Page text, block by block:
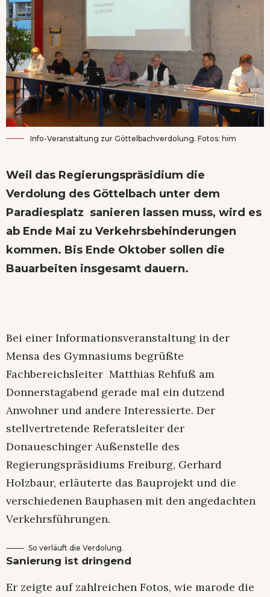
Info-Veranstaltung zur Göttelbachverdolung. Fotos: him
Weil das Regierungspräsidium die
Verdolung des Göttelbach unter dem
Paradiesplatz sanieren lassen muss, wird es
ab Ende Mai zu Verkehrsbehinderungen
kommen. Bis Ende Oktober sollen die
Bauarbeiten insgesamt dauern.
Bei einer Informationsveranstaltung in der
Mensa des Gymnasiums begrüßte
Fachbereichsleiter Matthias Rehfuß am
Donnerstagabend gerade mal ein dutzend
Anwohner und andere Interessierte. Der
stellvertretende Referatsleiter der
Donaueschinger Außenstelle des
Regierungspräsidiums Freiburg, Gerhard
Holzbaur, erläuterte das Bauprojekt und die
verschiedenen Bauphasen mit den angedachten
Verkehrsführungen.
So verläuft die Verdolung.
Sanierung ist dringend
Er zeigte auf zahlreichen Fotos, wie marode die